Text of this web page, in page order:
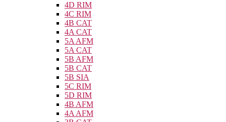
4D RIM
4C RIM
4B CAT
4A CAT
5A AFM
5A CAT
5B AFM
5B CAT
5B SIA
5C RIM
5D RIM
4B AFM
4A AFM